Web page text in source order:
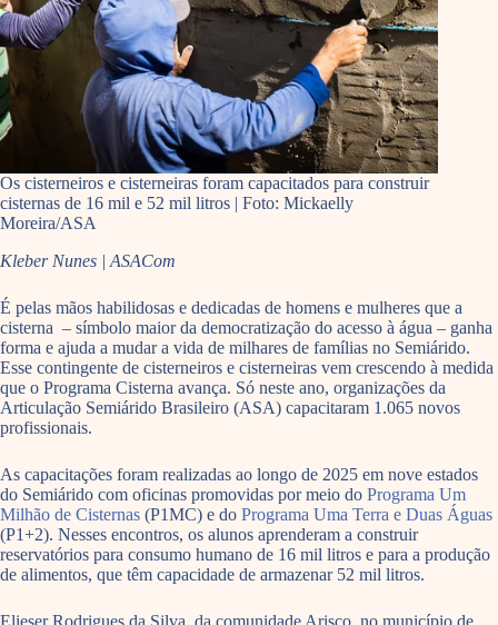
Os cisterneiros e cisterneiras foram capacitados para construir
cisternas de 16 mil e 52 mil litros | Foto: Mickaelly
Moreira/ASA
Kleber Nunes | ASACom
É pelas mãos habilidosas e dedicadas de homens e mulheres que a
cisterna – símbolo maior da democratização do acesso à água – ganha
forma e ajuda a mudar a vida de milhares de famílias no Semiárido.
Esse contingente de cisterneiros e cisterneiras vem crescendo à medida
que o Programa Cisterna avança. Só neste ano, organizações da
Articulação Semiárido Brasileiro (ASA) capacitaram 1.065 novos
profissionais.
As capacitações foram realizadas ao longo de 2025 em nove estados
do Semiárido com oficinas promovidas por meio do Programa Um
Milhão de Cisternas (P1MC) e do Programa Uma Terra e Duas Águas
(P1+2). Nesses encontros, os alunos aprenderam a construir
reservatórios para consumo humano de 16 mil litros e para a produção
de alimentos, que têm capacidade de armazenar 52 mil litros.
Elieser Rodrigues da Silva, da comunidade Arisco, no município de